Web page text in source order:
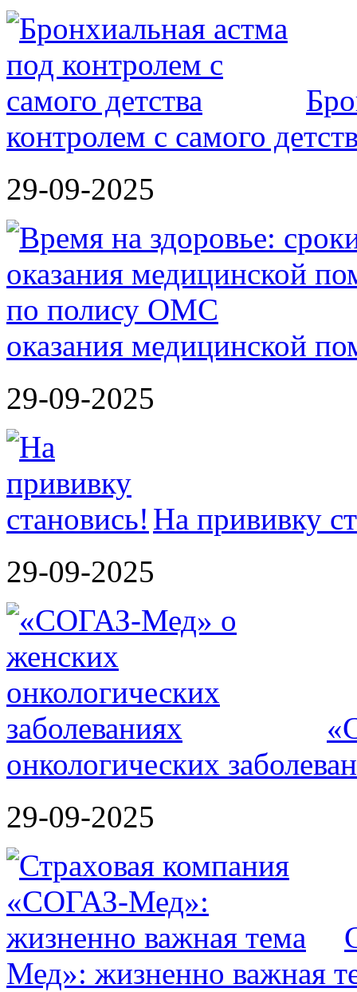
контролем с самого
29-09-2025
оказания медицинской
29-09-2025
На прививку
29-09-2025
онкологических
29-09-2025
Мед»: жизненно важная